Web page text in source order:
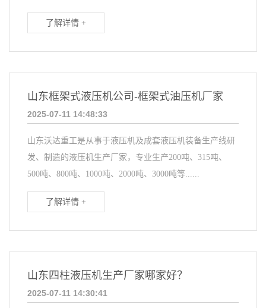
了解详情 +
山东框架式液压机公司-框架式油压机厂家
2025-07-11 14:48:33
山东沃达重工是从事于液压机及成套液压机装备生产线研
发、制造的液压机生产厂家，专业生产200吨、315吨、
500吨、800吨、1000吨、2000吨、3000吨等......
了解详情 +
山东四柱液压机生产厂家哪家好？
2025-07-11 14:30:41